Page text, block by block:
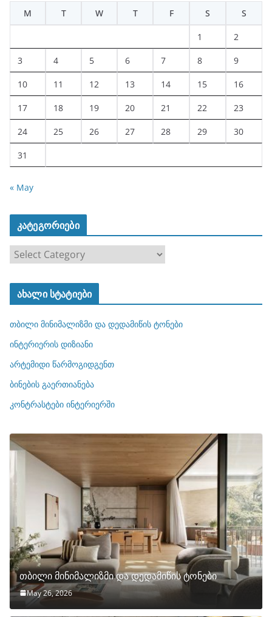
M
T W T F S S
1 2
3 4 5 6 7 8 9
10 11 12 13 14 15 16
17 18 19 20 21 22 23
24 25 26 27 28 29 30
31
« May
კატეგორიები
ა
ტ
ო
რ
ბ
ი
ახალი სტატიები
თბილი მინიმალიზმი და დედამიწის ტონები
ინტერიერის დიზიანი
არტემიდი წარმოგიდგენთ
ბინების გაერთიანება
კონტრასტები ინტერიერში
თბილი მინიმალიზმი და დედამიწის ტონები
May 26, 2026